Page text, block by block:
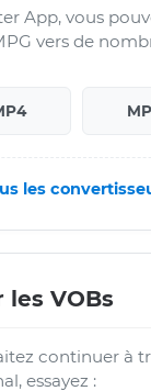
App, vous
vers de
les
les VOBs
continuer à
essayez :